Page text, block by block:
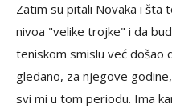
Zatim su pitali Novaka i šta
nivoa "velike trojke" i da
teniskom smislu već došao
gledano, za njegove
svi mi u tom periodu. Ima